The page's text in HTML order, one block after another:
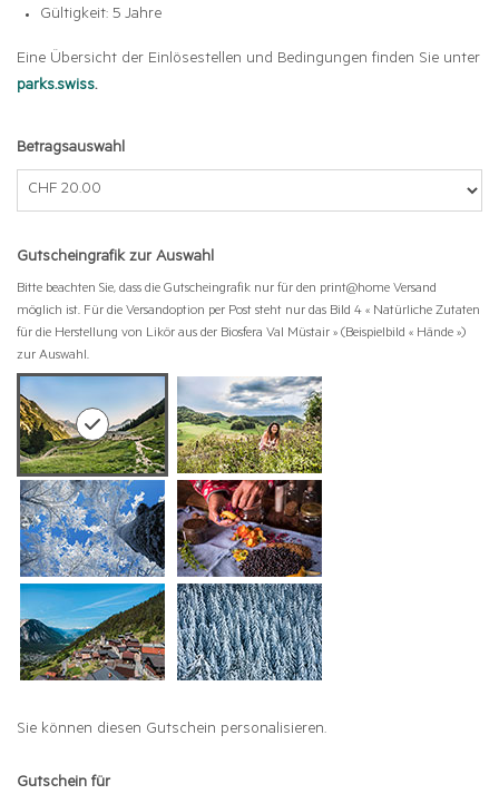
Gültigkeit: 5 Jahre
Eine Übersicht der Einlösestellen und Bedingungen finden Sie unter
parks.swiss.
Betragsauswahl
Gutscheingrafik zur Auswahl
Bitte beachten Sie, dass die Gutscheingrafik nur für den print@home Versand
möglich ist. Für die Versandoption per Post steht nur das Bild 4 « Natürliche Zutaten
für die Herstellung von Likör aus der Biosfera Val Müstair » (Beispielbild « Hände »)
zur Auswahl.
Sie können diesen Gutschein personalisieren.
Gutschein für